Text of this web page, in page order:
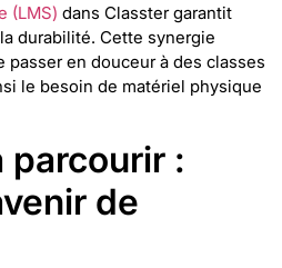
(LMS) dans Classter garantit
durabilité. Cette synergie
passer en douceur à des classes
le besoin de matériel physique
parcourir :
de